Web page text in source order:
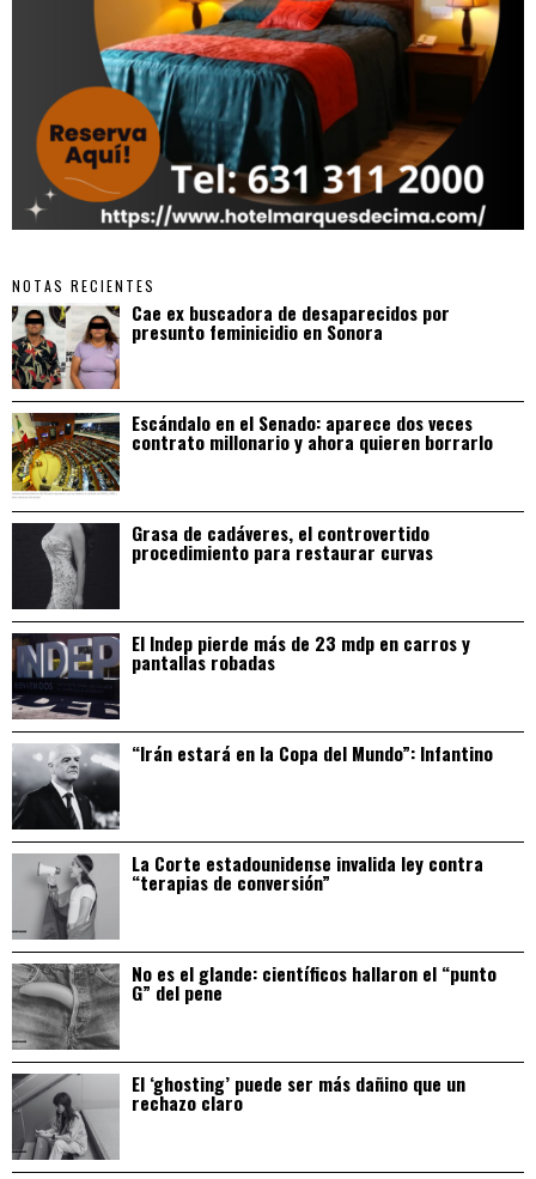
NOTAS RECIENTES
Cae ex buscadora de desaparecidos por
presunto feminicidio en Sonora
Escándalo en el Senado: aparece dos veces
contrato millonario y ahora quieren borrarlo
Grasa de cadáveres, el controvertido
procedimiento para restaurar curvas
El Indep pierde más de 23 mdp en carros y
pantallas robadas
“Irán estará en la Copa del Mundo”: Infantino
La Corte estadounidense invalida ley contra
“terapias de conversión”
No es el glande: científicos hallaron el “punto
G” del pene
El ‘ghosting’ puede ser más dañino que un
rechazo claro